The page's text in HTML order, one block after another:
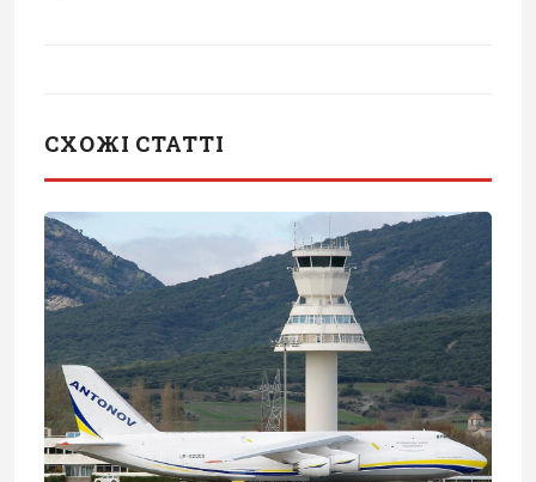
СХОЖІ СТАТТІ